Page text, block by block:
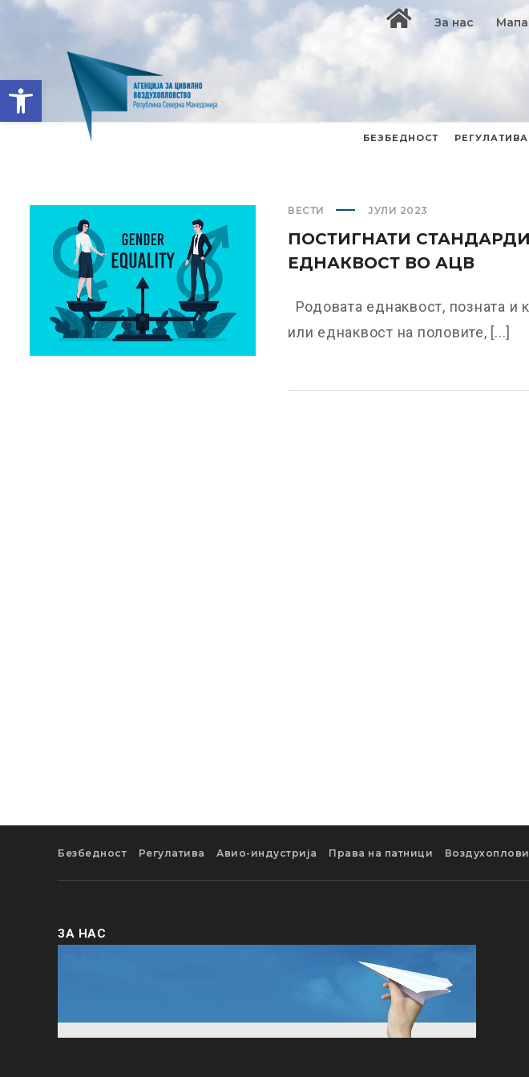
Open toolbar
За нас Мапа
БЕЗБЕДНОСТ РЕГУЛАТИВА
ВЕСТИ ЈУЛИ 2023
ПОСТИГНАТИ
ЕДНАКВОСТ ВО АЦВ
Родовата еднаквост, позната и
или еднаквост на половите, [...]
Безбедност Регулатива Авио-индустрија Права на патници
ЗА НАС